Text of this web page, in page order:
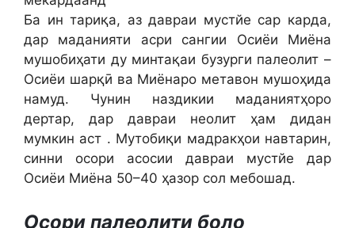
Ба ин тариқа, аз давраи мустйе сар карда,
дар маданияти асри сангии Осиёи Миёна
мушобиҳати ду минтақаи бузурги палеолит –
Осиёи шарқӣ ва Миёнаро метавон мушоҳида
намуд. Чунин наздикии маданиятҳоро
дертар, дар давраи неолит ҳам дидан
мумкин аст . Мутобиқи мадракҳои навтарин,
синни осори асосии давраи мустйе дар
Осиёи Миёна 50–40 ҳазор сол мебошад.
Осори палеолити боло